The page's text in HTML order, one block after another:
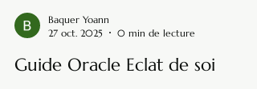
Baquer Yoann
27 oct. 2025
0 min de lecture
Guide Oracle Eclat de soi